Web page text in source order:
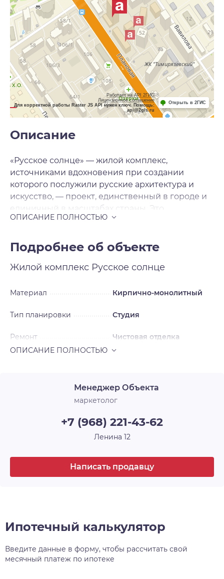
Работает на API 2ГИС
Лицензионное соглашение
Для корректной работы Raster JS API нужен ключ. Помощь:
api@2gis.ru
Открыть в 2ГИС
Описание
«Русское солнце» — жилой комплекс,
источниками вдохновения при создании
которого послужили русские архитектура и
искусство, — проект, единственный в городе и
единичный в масштабах страны. Это
современная архитектура с национальными
русских исторических стилей в нашем
времени. Источниками вдохновения для
архитекторов послужили русский и неорусский
искусстве, существовавшие в нашей стране в
революцией на пике развития. Смотреть на
включать шесть домов, каждый из которых
уникален, каждый — произведение
30-этажная башня, вершина комплекса, станет
высотной доминантой всего района, а
проекта, несомненно, затмит всё, что находится
Подробнее об объекте
Жилой комплекс Русское солнце
Материал Кирпично-монолитный
Тип планировки Студия
Ремонт Чистовая отделка
Менеджер Объекта
маркетолог
+7 (968) 221-43-62
Ленина 12
Написать продавцу
Ипотечный калькулятор
Введите данные в форму, чтобы рассчитать свой
месячный платеж по ипотеке